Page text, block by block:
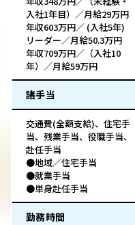
入社1年目）／月給29万円
年収603万円／ (入社5年)
リーダー／月給50.3万円
年収709万円／（入社10
年）／月給59万円
諸手当
交通費(全額支給)、住宅手
当、残業手当、役職手当、
赴任手当
●地域／住宅手当
●就業手当
●単身赴任手当
勤務時間